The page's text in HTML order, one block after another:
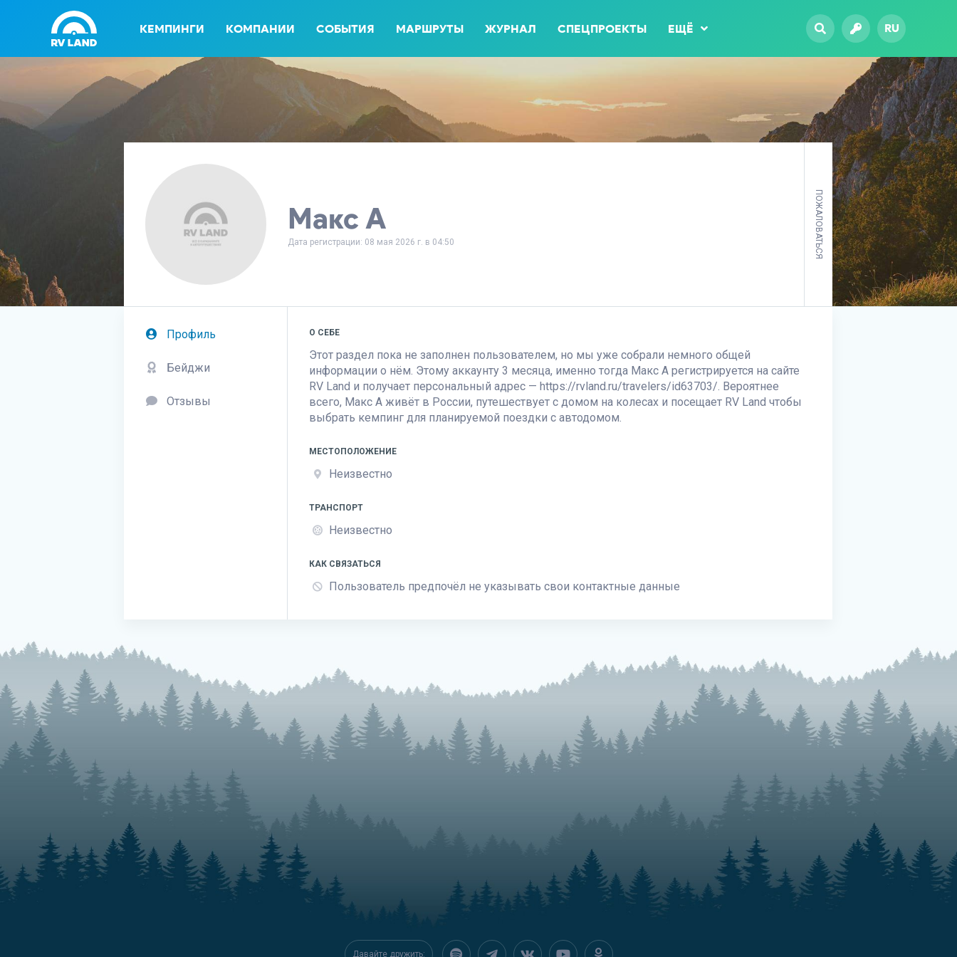
КЕМПИНГИ КОМПАНИИ СОБЫТИЯ МАРШРУТЫ ЖУРНАЛ СПЕЦПРОЕКТЫ ЕЩЁ RU
Макс А
Дата регистрации: 08 мая 2026 г. в 04:50 ПОЖАЛОВАТЬСЯ
Профиль
Бейджи
Отзывы
О СЕБЕ
Этот раздел пока не заполнен пользователем, но мы уже собрали немного общей
информации о нём. Этому аккаунту 3 месяца, именно тогда Макс А регистрируется на сайте
RV Land и получает персональный адрес — https://rvland.ru/travelers/id63703/. Вероятнее
всего, Макс А живёт в России, путешествует с домом на колесах и посещает RV Land чтобы
выбрать кемпинг для планируемой поездки с автодомом.
МЕСТОПОЛОЖЕНИЕ
Неизвестно
ТРАНСПОРТ
Неизвестно
КАК СВЯЗАТЬСЯ
Пользователь предпочёл не указывать свои контактные данные
Давайте дружить: